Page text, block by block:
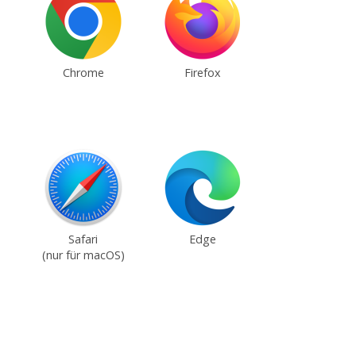
Chrome Firefox
Safari
(nur für macOS)
Edge